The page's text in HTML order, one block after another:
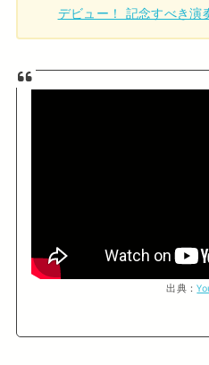
デビュー！ 記念すべき演
出典：